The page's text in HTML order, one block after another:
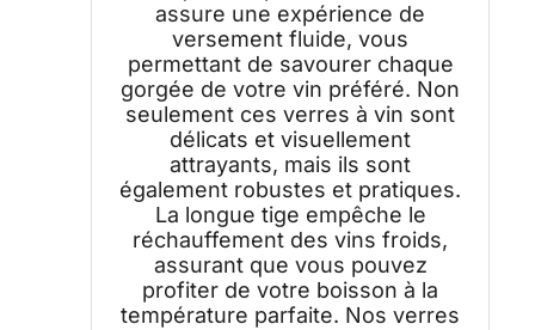
assure une expérience de
versement fluide, vous
permettant de savourer chaque
gorgée de votre vin préféré. Non
seulement ces verres à vin sont
délicats et visuellement
attrayants, mais ils sont
également robustes et pratiques.
La longue tige empêche le
réchauffement des vins froids,
assurant que vous pouvez
profiter de votre boisson à la
température parfaite. Nos verres